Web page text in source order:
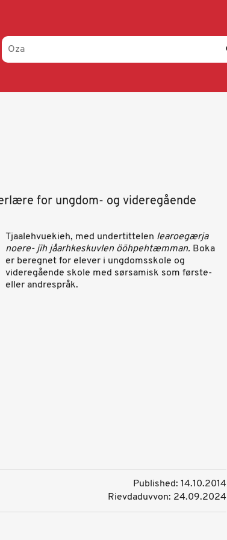
for ungdom- og videregående
Tjaalehvuekieh, med undertittelen learoegærja
noere- jïh jåarhkeskuvlen ööhpehtæmman. Boka
er beregnet for elever i ungdomsskole og
videregående skole med sørsamisk som første-
eller andrespråk.
Published: 14.10.2014
Rievdaduvvon: 24.09.2024